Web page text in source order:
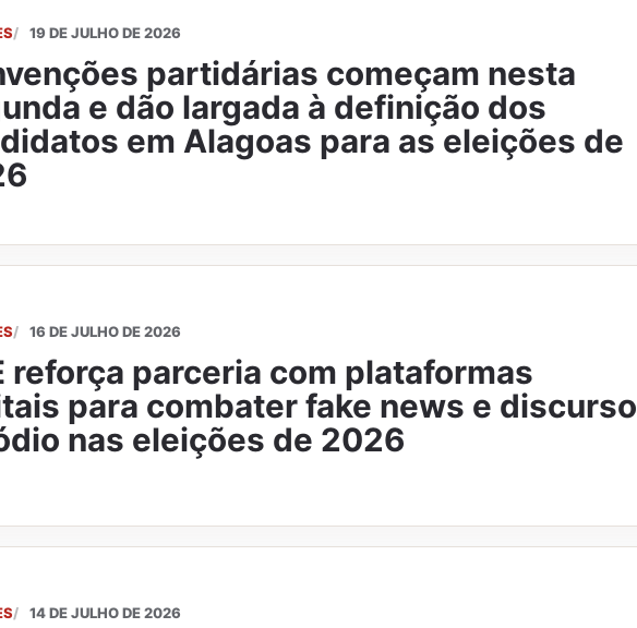
19 DE JULHO DE 2026
partidárias começam nesta
e dão largada à definição dos
em Alagoas para as eleições de
16 DE JULHO DE 2026
reforça parceria com plataformas
para combater fake news e discurso
nas eleições de 2026
14 DE JULHO DE 2026